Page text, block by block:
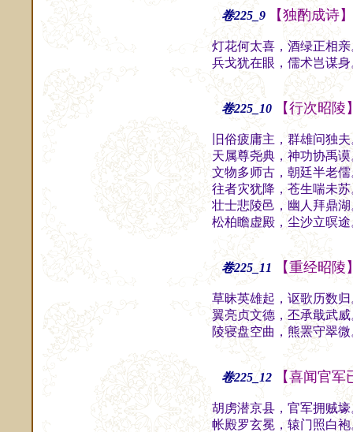
卷225_9 【独酌成诗】
灯花何太喜，酒绿正相
兵戈犹在眼，儒术岂谋
卷225_10 【行次昭陵
旧俗疲庸主，群雄问独
天属尊尧典，神功协禹
文物多师古，朝廷半老
往者灾犹降，苍生喘未
壮士悲陵邑，幽人拜鼎
松柏瞻虚殿，尘沙立暝
卷225_11 【重经昭陵
草昧英雄起，讴歌历数
翼亮贞文德，丕承戢武
陵寝盘空曲，熊罴守翠
卷225_12 【喜闻官
胡虏潜京县，官军拥贼
帐殿罗玄冕，辕门照白